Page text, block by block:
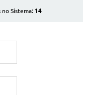
no Sistema: 14